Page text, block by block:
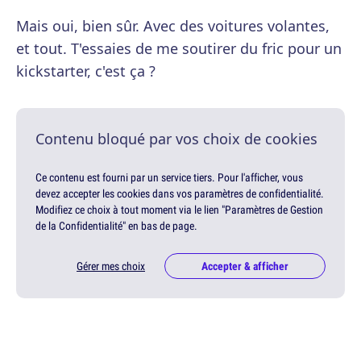
Mais oui, bien sûr. Avec des voitures volantes,
et tout. T'essaies de me soutirer du fric pour un
kickstarter, c'est ça ?
Contenu bloqué par vos choix de cookies
Ce contenu est fourni par un service tiers. Pour l'afficher, vous
devez accepter les cookies dans vos paramètres de confidentialité.
Modifiez ce choix à tout moment via le lien "Paramètres de Gestion
de la Confidentialité" en bas de page.
Gérer mes choix Accepter & afficher